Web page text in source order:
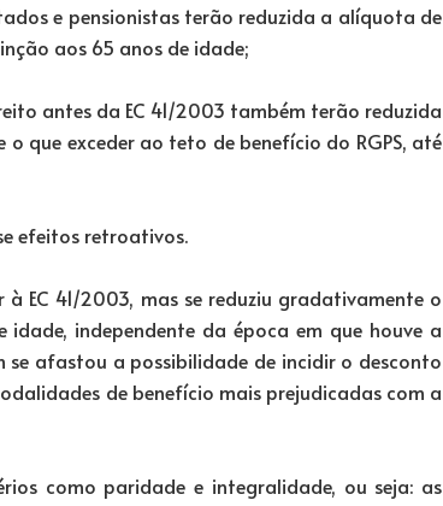
e pensionistas terão reduzida a alíquota de
aos 65 anos de idade;
antes da EC 41/2003 também terão reduzida
que exceder ao teto de benefício do RGPS, até
efeitos retroativos.
EC 41/2003, mas se reduziu gradativamente o
independente da época em que houve a
afastou a possibilidade de incidir o desconto
de benefício mais prejudicadas com a
como paridade e integralidade, ou seja: as